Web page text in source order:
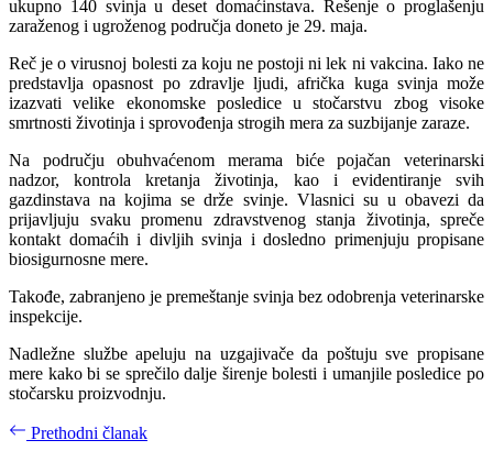
ukupno 140 svinja u deset domaćinstava. Rešenje o proglašenju
zaraženog i ugroženog područja doneto je 29. maja.
Reč je o virusnoj bolesti za koju ne postoji ni lek ni vakcina. Iako ne
predstavlja opasnost po zdravlje ljudi, afrička kuga svinja može
izazvati velike ekonomske posledice u stočarstvu zbog visoke
smrtnosti životinja i sprovođenja strogih mera za suzbijanje zaraze.
Na području obuhvaćenom merama biće pojačan veterinarski
nadzor, kontrola kretanja životinja, kao i evidentiranje svih
gazdinstava na kojima se drže svinje. Vlasnici su u obavezi da
prijavljuju svaku promenu zdravstvenog stanja životinja, spreče
kontakt domaćih i divljih svinja i dosledno primenjuju propisane
biosigurnosne mere.
Takođe, zabranjeno je premeštanje svinja bez odobrenja veterinarske
inspekcije.
Nadležne službe apeluju na uzgajivače da poštuju sve propisane
mere kako bi se sprečilo dalje širenje bolesti i umanjile posledice po
stočarsku proizvodnju.
Prethodni članak